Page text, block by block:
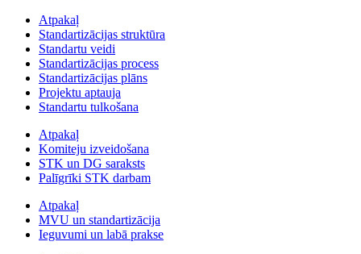
Atpakaļ
Standartizācijas struktūra
Standartu veidi
Standartizācijas process
Standartizācijas plāns
Projektu aptauja
Standartu tulkošana
Atpakaļ
Komiteju izveidošana
STK un DG saraksts
Palīgrīki STK darbam
Atpakaļ
MVU un standartizācija
Ieguvumi un labā prakse